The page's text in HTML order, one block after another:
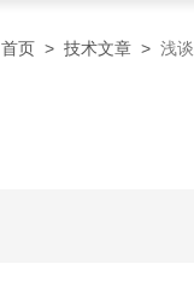
首页 > 技术文章 > 浅